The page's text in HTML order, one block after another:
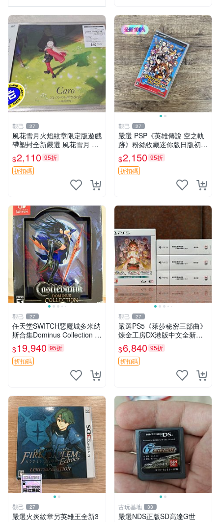
觀己 27
風花雪月火焰紋章限定版遊戲
帶塑封全新嚴選 風花雪月 火
焰紋章 限定版
$2,110 95折
折扣碼
觀己 27
嚴選 PSP《英雄傳說 空之軌
跡》粉絲收藏迷你版日版初回
測試卡 新品未開封 軨跡系列
收藏版 未拆封
$2,150 95折
折扣碼
觀己 27
任天堂SWITCH惡魔城多米納
斯合集Dominus Collection L
RG典藏版 美版 全新未拆 包
裝完好 限量珍藏 電玩遊戲 卡
片 收藏品 游樂
$19,940 95折
折扣碼
觀己 27
嚴選PS5《萊莎秘密三部曲》
煉金工房DX港版中文全新未
拆封遊戲三部曲內容：常暗女
王與秘密藏身處 DX 遺失傳說
與秘密妖精 DX 合集 煉金工
$6,840 95折
折扣碼
觀己 27
嚴選火炎紋章另英雄王全新3
古玩基地 33
嚴選NDS正版SD高達G世